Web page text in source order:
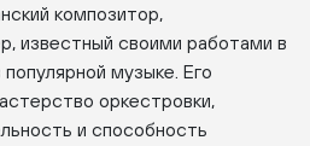
композитор,
известный своими работами в
музыке. Его
оркестровки,
и способность